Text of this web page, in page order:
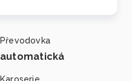
Převodovka
automatická
Karoserie